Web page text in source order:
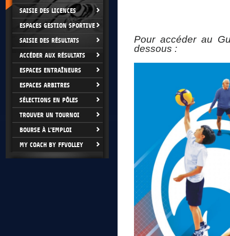
SAISIE DES LICENCES
ESPACES GESTION SPORTIVE
SAISIE DES RÉSULTATS
ACCÉDER AUX RÉSULTATS
ESPACES ENTRAÎNEURS
ESPACES ARBITRES
SÉLECTIONS EN PÔLES
TROUVER UN TOURNOI
BOURSE À L'EMPLOI
MY COACH BY FFVOLLEY
Pour accéder au
dessous :